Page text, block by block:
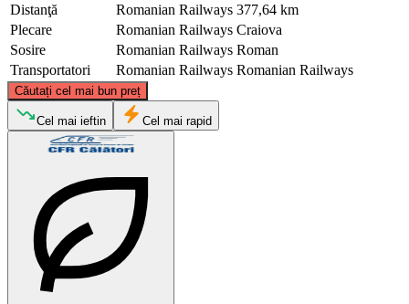
Distanţă
Romanian Railways 377,64 km
Plecare
Romanian Railways Craiova
Sosire
Romanian Railways Roman
Transportatori
Romanian Railways Romanian Railways
Căutați cel mai bun preț
©CARTO, ©OpenStreetMapcontributors
Cel mai ieftin Cel mai rapid